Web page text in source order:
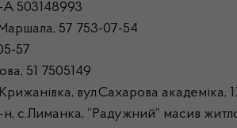
А 503148993
57 753-07-54
57
51 7505149
вул.Сахарова академіка,
“Радужний” масив